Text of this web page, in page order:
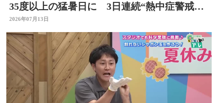
35度以上の猛暑日に 3日連続“熱中症警戒ア
ラート”発表
2026年07月13日